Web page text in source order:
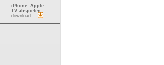
iPhone, Apple
TV abspielen
download